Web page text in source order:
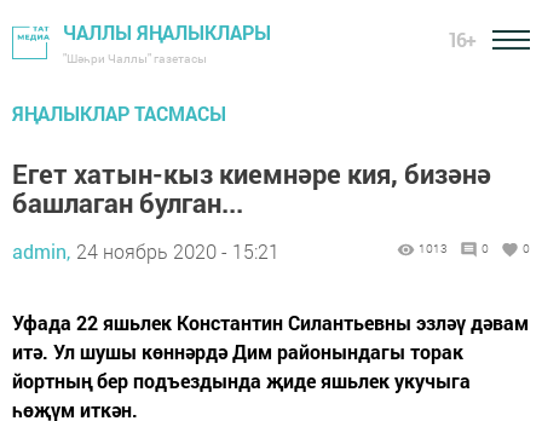
ЧАЛЛЫ ЯҢАЛЫКЛАРЫ
"Шәһри Чаллы" газетасы
16+
ЯҢАЛЫКЛАР ТАСМАСЫ
Егет хатын-кыз киемнәре кия, бизәнә
башлаган булган...
admin, 24 ноябрь 2020 - 15:21 1013 0 0
Уфада 22 яшьлек Константин Силантьевны эзләү дәвам
итә. Ул шушы көннәрдә Дим районындагы торак
йортның бер подъездында җиде яшьлек укучыга
һөҗүм иткән.